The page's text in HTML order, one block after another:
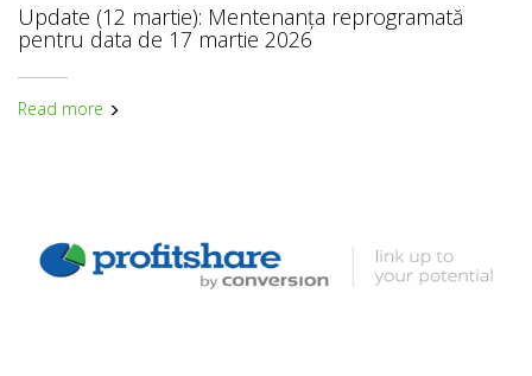
Update (12 martie): Mentenanța reprogramată
pentru data de 17 martie 2026
Read more